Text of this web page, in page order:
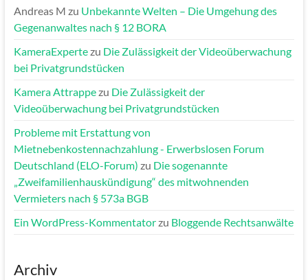
Andreas M zu Unbekannte Welten – Die Umgehung des
Gegenanwaltes nach § 12 BORA
KameraExpertezu Die Zulässigkeit der Videoüberwachung
bei Privatgrundstücken
Kamera Attrappezu Die Zulässigkeit der
Videoüberwachung bei Privatgrundstücken
Probleme mit Erstattung von
Mietnebenkostennachzahlung - Erwerbslosen Forum
Deutschland (ELO-Forum) zu Die sogenannte
„Zweifamilienhauskündigung“ des mitwohnenden
Vermieters nach § 573a BGB
Ein WordPress-Kommentatorzu Bloggende Rechtsanwälte
Archiv